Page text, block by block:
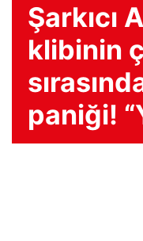
Şarkıcı
klibinin
paniği!